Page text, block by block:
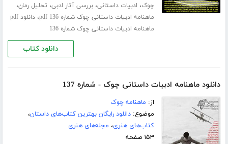
چوک، ادبیات داستانی،بررسی آثار ادبی، تحلیل رمان،
ماهنامه ادبیات داستانی چوک شماره 136 pdf ،
دانلود pdf
ماهنامه ادبیات داستانی چوک شماره 136
دانلود کتاب
دانلود ماهنامه ادبیات داستانی چوک - شماره 137
از: ماهنامه چوک
موضوع:دانلود رایگان بهترین کتاب‌های داستان،
کتاب‌های هنری، مجله‌های هنری
۱۵۳ صفحه